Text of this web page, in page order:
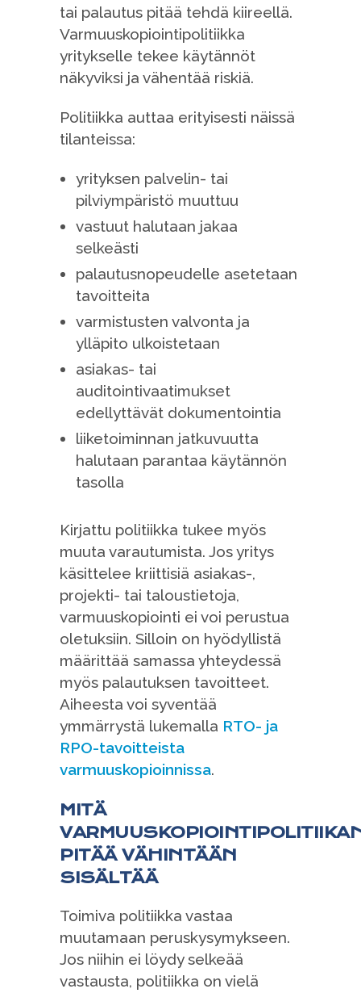
tai palautus pitää tehdä kiireellä.
Varmuuskopiointipolitiikka
yritykselle tekee käytännöt
näkyviksi ja vähentää riskiä.
Politiikka auttaa erityisesti näissä
tilanteissa:
yrityksen palvelin- tai
pilviympäristö muuttuu
vastuut halutaan jakaa
selkeästi
palautusnopeudelle asetetaan
tavoitteita
varmistusten valvonta ja
ylläpito ulkoistetaan
asiakas- tai
auditointivaatimukset
edellyttävät dokumentointia
liiketoiminnan jatkuvuutta
halutaan parantaa käytännön
tasolla
Kirjattu politiikka tukee myös
muuta varautumista. Jos yritys
käsittelee kriittisiä asiakas-,
projekti- tai taloustietoja,
varmuuskopiointi ei voi perustua
oletuksiin. Silloin on hyödyllistä
määrittää samassa yhteydessä
myös palautuksen tavoitteet.
Aiheesta voi syventää
ymmärrystä lukemalla RTO- ja
RPO-tavoitteista
varmuuskopioinnissa.
MITÄ
PITÄÄ VÄHINTÄÄN
SISÄLTÄÄ
Toimiva politiikka vastaa
muutamaan peruskysymykseen.
Jos niihin ei löydy selkeää
vastausta, politiikka on vielä